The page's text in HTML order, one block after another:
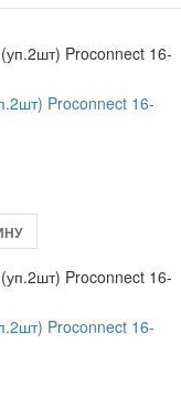
Proconnect 16-
Proconnect 16-